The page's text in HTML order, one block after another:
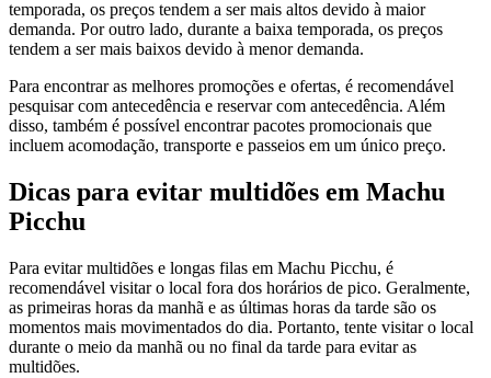
temporada, os preços tendem a ser mais altos devido à maior
demanda. Por outro lado, durante a baixa temporada, os preços
tendem a ser mais baixos devido à menor demanda.
Para encontrar as melhores promoções e ofertas, é recomendável
pesquisar com antecedência e reservar com antecedência. Além
disso, também é possível encontrar pacotes promocionais que
incluem acomodação, transporte e passeios em um único preço.
Dicas para evitar multidões em Machu
Picchu
Para evitar multidões e longas filas em Machu Picchu, é
recomendável visitar o local fora dos horários de pico. Geralmente,
as primeiras horas da manhã e as últimas horas da tarde são os
momentos mais movimentados do dia. Portanto, tente visitar o local
durante o meio da manhã ou no final da tarde para evitar as
multidões.